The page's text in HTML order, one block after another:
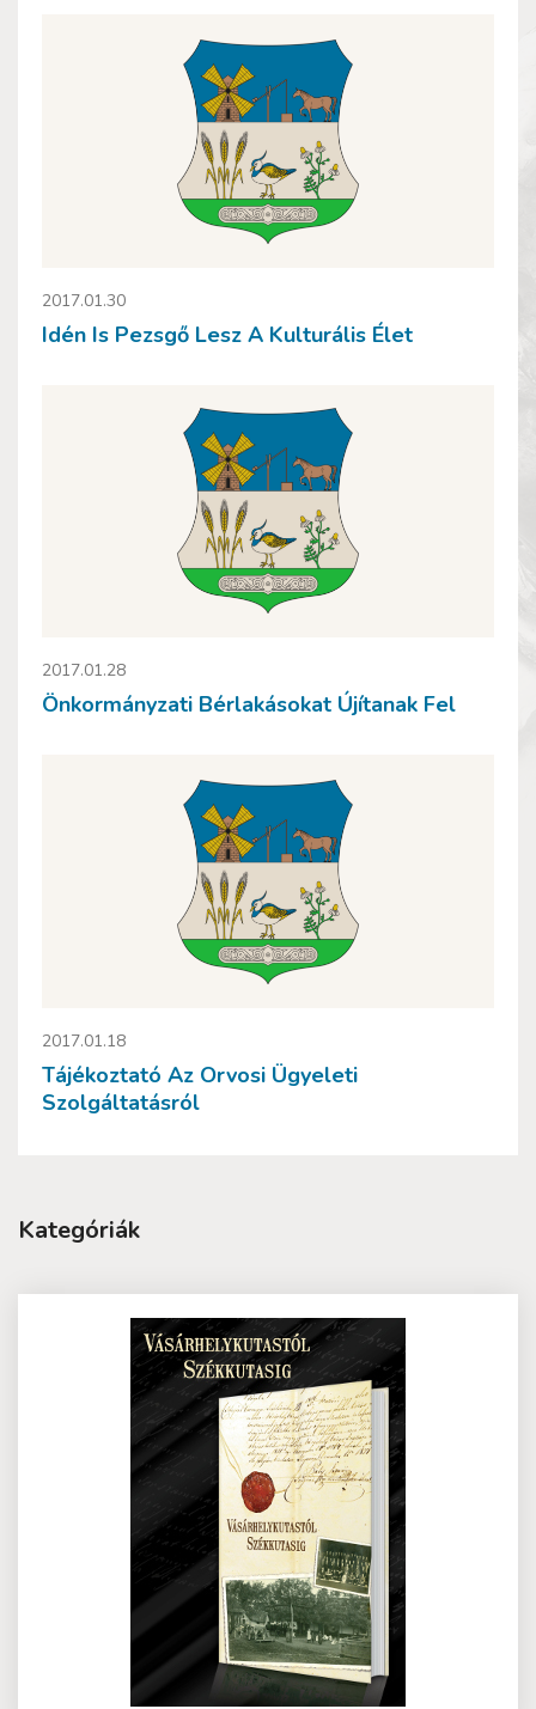
2017.01.30
Idén Is Pezsgő Lesz A Kulturális Élet
2017.01.28
Önkormányzati Bérlakásokat Újítanak Fel
2017.01.18
Tájékoztató Az Orvosi Ügyeleti
Szolgáltatásról
Kategóriák